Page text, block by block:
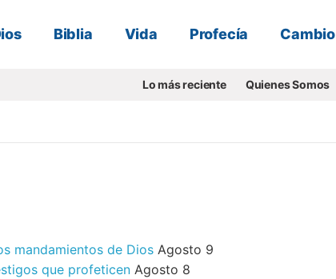
Biblia Vida Profecía Cambio
Lo más reciente Quienes Somos
mandamientos de Dios Agosto 9
que profeticen Agosto 8